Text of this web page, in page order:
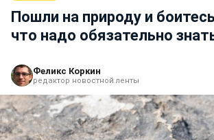
Пошли на природу и
что надо обязательно
Феликс Коркин
редактор новостной ленты